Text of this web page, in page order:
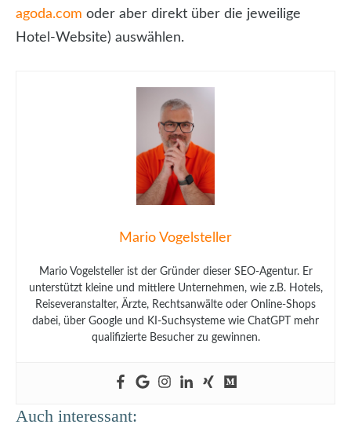
agoda.com oder aber direkt über die jeweilige
Hotel-Website) auswählen.
Mario Vogelsteller
Mario Vogelsteller ist der Gründer dieser SEO-Agentur. Er
unterstützt kleine und mittlere Unternehmen, wie z.B. Hotels,
Reiseveranstalter, Ärzte, Rechtsanwälte oder Online-Shops
dabei, über Google und KI-Suchsysteme wie ChatGPT mehr
qualifizierte Besucher zu gewinnen.
Auch interessant: